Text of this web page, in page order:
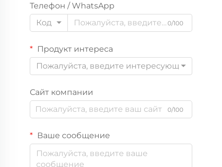
Телефон / WhatsApp
Код
0/100
Продукт интереса
Пожалуйста, введите интересующий вас
Сайт компании
0/100
Ваше сообщение